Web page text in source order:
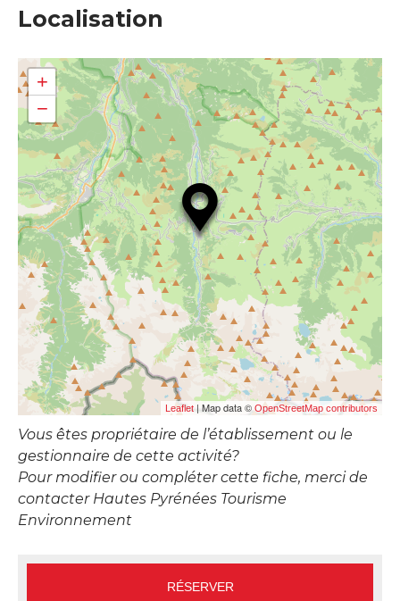
Localisation
+
−
Leaflet| Map data ©OpenStreetMap contributors
Vous êtes propriétaire de l’établissement ou le
gestionnaire de cette activité?
Pour modifier ou compléter cette fiche, merci de
contacter Hautes Pyrénées Tourisme
Environnement
RÉSERVER